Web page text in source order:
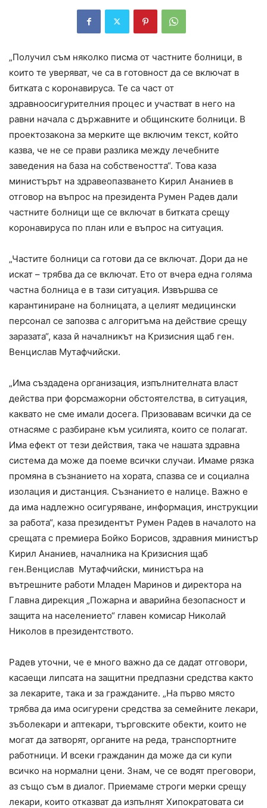
„Получил съм няколко писма от частните болници, в
които те уверяват, че са в готовност да се включат в
битката с коронавируса. Те са част от
здравноосигурителния процес и участват в него на
равни начала с държавните и общинските болници. В
проектозакона за мерките ще включим текст, който
казва, че не се прави разлика между лечебните
заведения на база на собствеността“. Това каза
министърът на здравеопазването Кирил Ананиев в
отговор на въпрос на президента Румен Радев дали
частните болници ще се включат в битката срещу
коронавируса по план или е въпрос на ситуация.
„Частите болници са готови да се включат. Дори да не
искат – трябва да се включат. Ето от вчера една голяма
частна болница е в тази ситуация. Извършва се
карантиниране на болницата, а целият медицински
персонал се запозва с алгоритъма на действие срещу
заразата“, каза й началникът на Кризисния щаб ген.
Венцислав Мутафчийски.
„Има създадена организация, изпълнителната власт
действа при форсмажорни обстоятелства, в ситуация,
каквато не сме имали досега. Призовавам всички да се
отнасяме с разбиране към усилията, които се полагат.
Има ефект от тези действия, така че нашата здравна
система да може да поеме всички случаи. Имаме рязка
промяна в съзнанието на хората, спазва се и социална
изолация и дистанция. Съзнанието е налице. Важно е
да има надлежно осигуряване, информация, инструкции
за работа“, каза президентът Румен Радев в началото на
срещата с премиера Бойко Борисов, здравния министър
Кирил Ананиев, началника на Кризисния щаб
ген.Венцислав Мутафчийски, министъра на
вътрешните работи Младен Маринов и директора на
Главна дирекция „Пожарна и аварийна безопасност и
защита на населението“ главен комисар Николай
Николов в президентството.
Радев уточни, че е много важно да се дадат отговори,
касаещи липсата на защитни предпазни средства както
за лекарите, така и за гражданите. „На първо място
трябва да има осигурени средства за семейните лекари,
зъболекари и аптекари, търговските обекти, които не
могат да затворят, органите на реда, транспортните
работници. И всеки гражданин да може да си купи
всичко на нормални цени. Знам, че се водят преговори,
аз също съм в диалог. Приемаме строги мерки срещу
лекари, които отказват да изпълнят Хипократовата си